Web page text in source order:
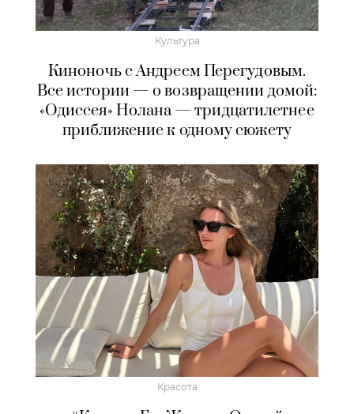
Культура
Киноночь с Андреем Перегудовым.
Все истории — о возвращении домой:
«Одиссея» Нолана — тридцатилетнее
приближение к одному сюжету
Красота